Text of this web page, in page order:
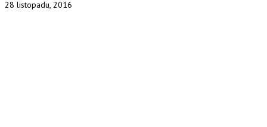
28 listopadu, 2016